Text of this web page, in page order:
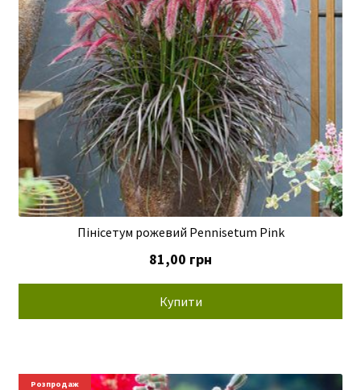
Пінісетум рожевий Pennisetum Pink
81,00 грн
Купити
Новинки
Розпродаж